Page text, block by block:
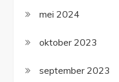
mei 2024
oktober 2023
september 2023